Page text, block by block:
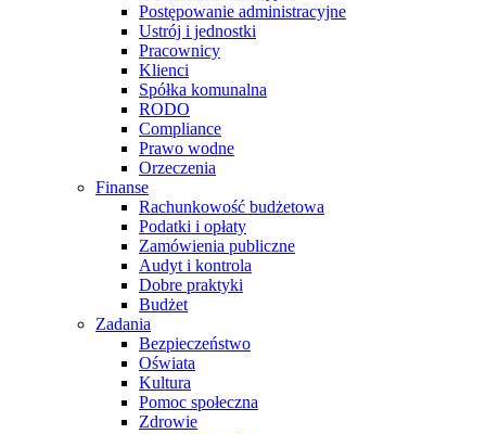
Postępowanie administracyjne
Ustrój i jednostki
Pracownicy
Klienci
Spółka komunalna
RODO
Compliance
Prawo wodne
Orzeczenia
Finanse
Rachunkowość budżetowa
Podatki i opłaty
Zamówienia publiczne
Audyt i kontrola
Dobre praktyki
Budżet
Zadania
Bezpieczeństwo
Oświata
Kultura
Pomoc społeczna
Zdrowie